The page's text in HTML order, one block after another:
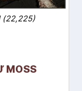
(22,225)
MOSS